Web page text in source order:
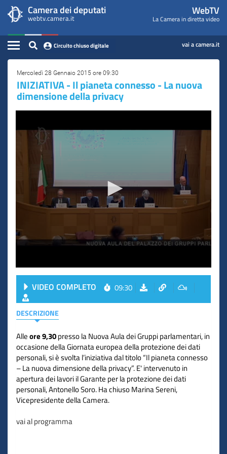
contenuto
principale
WebTV
Camera
dei
Deputati
menu
di
navigazione
Camera dei deputati
webtv.camera.it
WebTV
La Camera in diretta video
Home
Assemblea
Presidente
Commissioni
Eventi
Circuito chiuso digitale
Circuito chiuso digitale vai a camera.it
Contenuto
Mercoledì 28 Gennaio 2015 ore 09:30
INIZIATIVA - Il pianeta connesso - La nuova
dimensione della privacy
VIDEO COMPLETO 09:30
DESCRIZIONE
Alleore 9,30presso la Nuova Aula dei Gruppi parlamentari, in
occasione della Giornata europea della protezione dei dati
personali, si è svolta l’iniziativa dal titolo “Il pianeta connesso
– La nuova dimensione della privacy”. E' intervenuto in
apertura dei lavori il Garante per la protezione dei dati
personali, Antonello Soro. Ha chiuso Marina Sereni,
Vicepresidente della Camera.
vai al programma